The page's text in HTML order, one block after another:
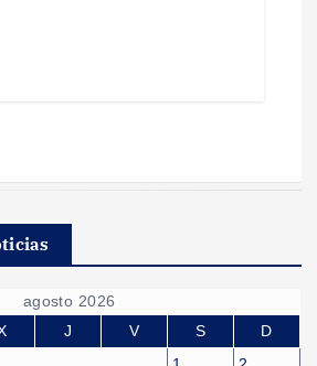
agosto 2026
J V S
D